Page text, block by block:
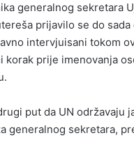
generalnog sekretara
prijavilo se do
intervjuisani tokom
korak prije imenovanja
put da UN održavaju
generalnog sekretara,